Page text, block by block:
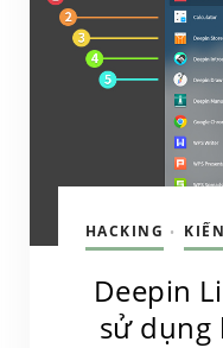
HACKING •
Deepin
sử dụng